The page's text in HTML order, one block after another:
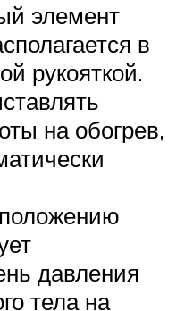
элемент
в
рукояткой.
на обогрев,
давления
тела на